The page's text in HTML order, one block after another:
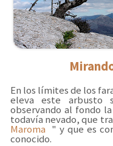
En los límites de los
eleva este arbusto
observando al fondo la
todavía nevado, que
Maroma " y que es
conocido.